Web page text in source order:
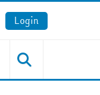
Login